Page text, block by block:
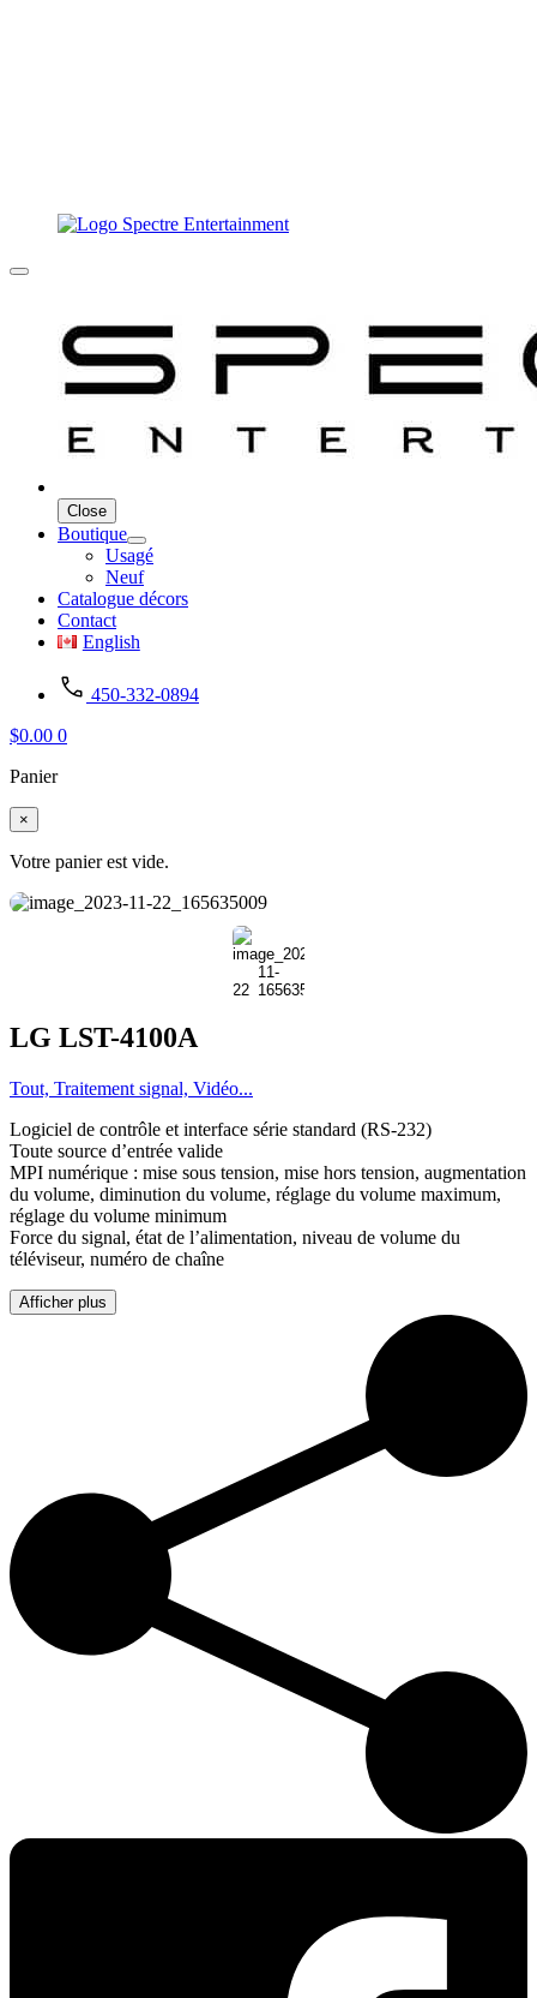
Close
Boutique
Usagé
Neuf
Catalogue décors
Contact
English
450-332-0894
$0.00 0
Panier
×
Votre panier est vide.
LG LST-4100A
Tout, Traitement signal, Vidéo...
Logiciel de contrôle et interface série standard (RS-232)
Toute source d’entrée valide
MPI numérique : mise sous tension, mise hors tension, augmentation
du volume, diminution du volume, réglage du volume maximum,
réglage du volume minimum
Force du signal, état de l’alimentation, niveau de volume du
téléviseur, numéro de chaîne
Afficher plus